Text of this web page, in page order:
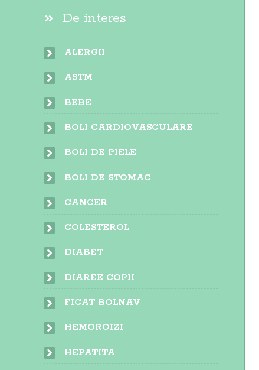
De interes
ALERGII
ASTM
BEBE
BOLI CARDIOVASCULARE
BOLI DE PIELE
BOLI DE STOMAC
CANCER
COLESTEROL
DIABET
DIAREE COPII
FICAT BOLNAV
HEMOROIZI
HEPATITA